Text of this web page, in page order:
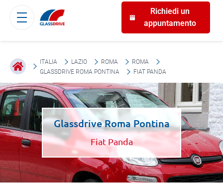
Richiedi un
appuntamento
ITALIA LAZIO ROMA
ROMA
GLASSDRIVE ROMA PONTINA
FIAT PANDA
Glassdrive Roma Pontina
Fiat Panda